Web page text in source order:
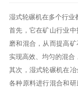
湿式轮碾机在多个行业
首先，它在矿山行业
磨和混合，从而提高
实现高效、均匀的混合
其次，湿式轮碾机在
各种原料进行混合和